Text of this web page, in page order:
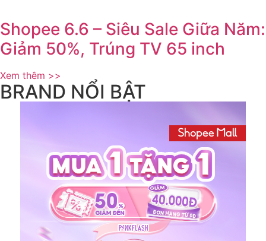
Shopee 6.6 – Siêu Sale Giữa Năm:
Giảm 50%, Trúng TV 65 inch
Xem thêm >>
BRAND NỔI BẬT